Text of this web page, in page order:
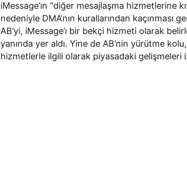
iMessage’ın “diğer mesajlaşma hizmetlerine
nedeniyle DMA’nın kurallarından kaçınması
AB’yi, iMessage’ı bir bekçi hizmeti olarak
yanında yer aldı. Yine de AB’nin yürütme
hizmetlerle ilgili olarak piyasadaki gelişmeleri